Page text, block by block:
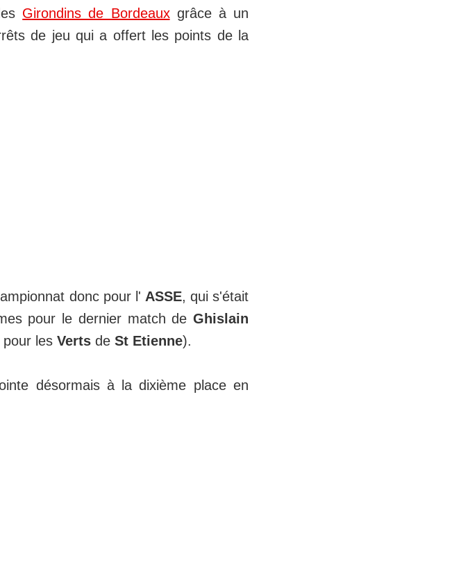
Girondins de Bordeauxgrâce à un
de jeu qui a offert les points de la
donc pour l' ASSE, qui s'était
pour le dernier match de Ghislain
pour les Verts de St Etienne).
désormais à la dixième place en